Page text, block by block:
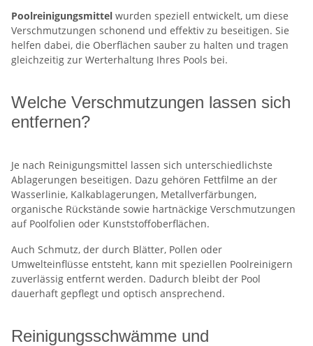
Poolreinigungsmittel wurden speziell entwickelt, um diese
Verschmutzungen schonend und effektiv zu beseitigen. Sie
helfen dabei, die Oberflächen sauber zu halten und tragen
gleichzeitig zur Werterhaltung Ihres Pools bei.
Welche Verschmutzungen lassen sich
entfernen?
Je nach Reinigungsmittel lassen sich unterschiedlichste
Ablagerungen beseitigen. Dazu gehören Fettfilme an der
Wasserlinie, Kalkablagerungen, Metallverfärbungen,
organische Rückstände sowie hartnäckige Verschmutzungen
auf Poolfolien oder Kunststoffoberflächen.
Auch Schmutz, der durch Blätter, Pollen oder
Umwelteinflüsse entsteht, kann mit speziellen Poolreinigern
zuverlässig entfernt werden. Dadurch bleibt der Pool
dauerhaft gepflegt und optisch ansprechend.
Reinigungsschwämme und